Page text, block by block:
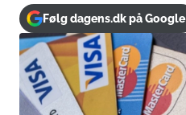
Følg dagens.dk på Google